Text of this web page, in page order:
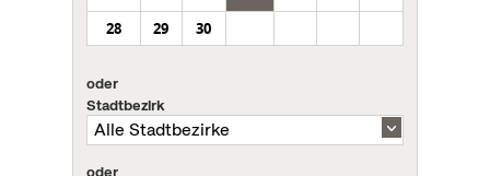
28
29 30
oder
Stadtbezirk